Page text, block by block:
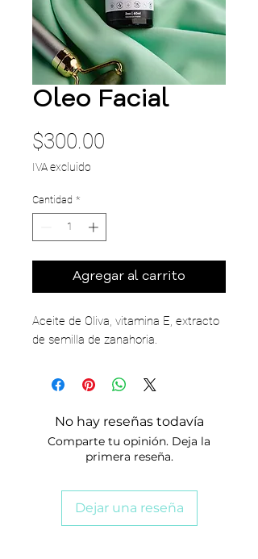
Oleo Facial
$300.00
IVA excluido
Cantidad *
Agregar al carrito
Aceite de Oliva, vitamina E, extracto
de semilla de zanahoria.
No hay reseñas todavía
Comparte tu opinión. Deja la
primera reseña.
Dejar una reseña